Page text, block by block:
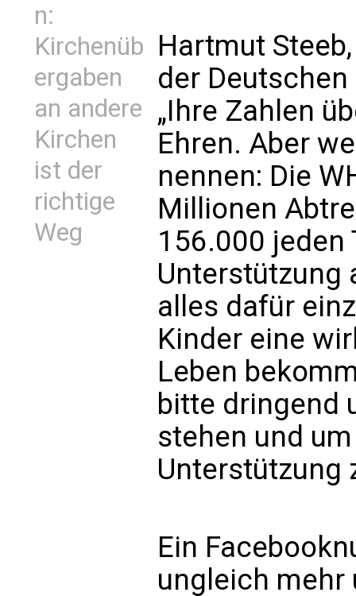
n:
Kirchenüb
ergaben
an andere
Kirchen
ist der
richtige
Weg
Hartmut
der
„Ihre Zahlen
Ehren. Aber
nennen: Die
Millionen
156.000 jeden
Unterstützung
alles dafür
Kinder eine
Leben
bitte dringend
stehen und
Unterstützung
Ein
ungleich mehr